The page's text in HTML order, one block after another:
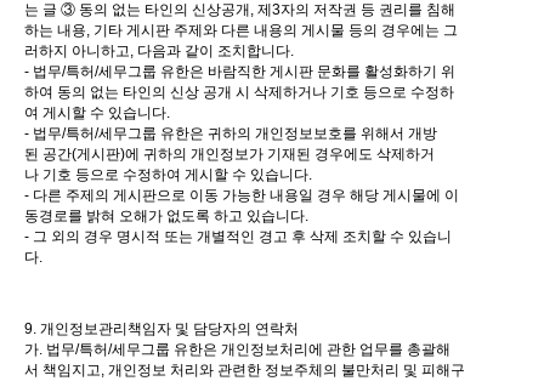
는 글 ③ 동의 없는 타인의 신상공개, 제3자의 저작권 등 권리를 침해
하는 내용, 기타 게시판 주제와 다른 내용의 게시물 등의 경우에는 그
러하지 아니하고, 다음과 같이 조치합니다.
- 법무/특허/세무그룹 유한은 바람직한 게시판 문화를 활성화하기 위
하여 동의 없는 타인의 신상 공개 시 삭제하거나 기호 등으로 수정하
여 게시할 수 있습니다.
- 법무/특허/세무그룹 유한은 귀하의 개인정보보호를 위해서 개방
된 공간(게시판)에 귀하의 개인정보가 기재된 경우에도 삭제하거
나 기호 등으로 수정하여 게시할 수 있습니다.
- 다른 주제의 게시판으로 이동 가능한 내용일 경우 해당 게시물에 이
동경로를 밝혀 오해가 없도록 하고 있습니다.
- 그 외의 경우 명시적 또는 개별적인 경고 후 삭제 조치할 수 있습니
다.
9. 개인정보관리책임자 및 담당자의 연락처
가. 법무/특허/세무그룹 유한은 개인정보처리에 관한 업무를 총괄해
서 책임지고, 개인정보 처리와 관련한 정보주체의 불만처리 및 피해구